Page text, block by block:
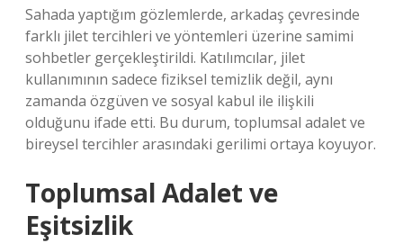
Sahada yaptığım gözlemlerde, arkadaş çevresinde
farklı jilet tercihleri ve yöntemleri üzerine samimi
sohbetler gerçekleştirildi. Katılımcılar, jilet
kullanımının sadece fiziksel temizlik değil, aynı
zamanda özgüven ve sosyal kabul ile ilişkili
olduğunu ifade etti. Bu durum, toplumsal adalet ve
bireysel tercihler arasındaki gerilimi ortaya koyuyor.
Toplumsal Adalet ve
Eşitsizlik